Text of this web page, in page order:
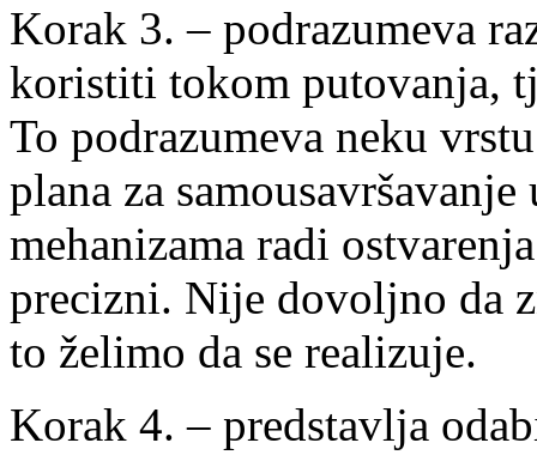
Korak 3. – podrazumeva
koristiti tokom putovanja,
To podrazumeva neku
plana za
mehanizama radi
precizni. Nije dovoljno da
to želimo da se realizuje.
Korak 4. – predstavlja